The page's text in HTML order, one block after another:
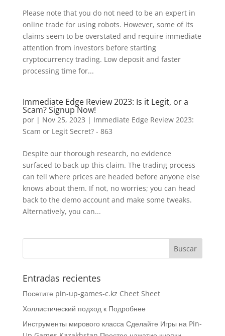
Please note that you do not need to be an expert in
online trade for using robots. However, some of its
claims seem to be overstated and require immediate
attention from investors before starting
cryptocurrency trading. Low deposit and faster
processing time for...
Immediate Edge Review 2023: Is it Legit, or a
Scam? Signup Now!
por | Nov 25, 2023 | Immediate Edge Review 2023:
Scam or Legit Secret? - 863
Despite our thorough research, no evidence
surfaced to back up this claim. The trading process
can tell where prices are headed before anyone else
knows about them. If not, no worries; you can head
back to the demo account and make some tweaks.
Alternatively, you can...
Entradas recientes
Посетите pin-up-games-c.kz Cheet Sheet
Холлистический подход к Подробнее
Инструменты мирового класса Сделайте Игры на Pin-